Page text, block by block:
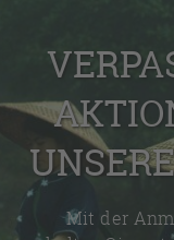
Mit der